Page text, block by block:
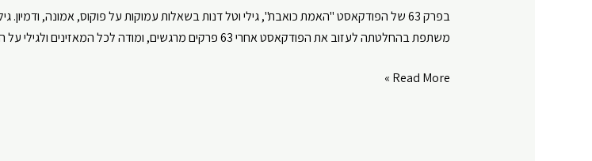
בפרק 63 של הפודקאסט "האמת כואבת", גילי וטל דנות בשאלות עמוקות על פוקוס, אמונה, ודמיון.
משתפת בהחלטתה לעזוב את הפודקאסט אחרי 63 פרקים מרגשים, ומודה לכל המאזינים ולגילי על המסע המשותף.
כל
Read More »